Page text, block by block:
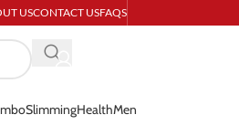
USCONTACT USFAQS
SlimmingHealthMen